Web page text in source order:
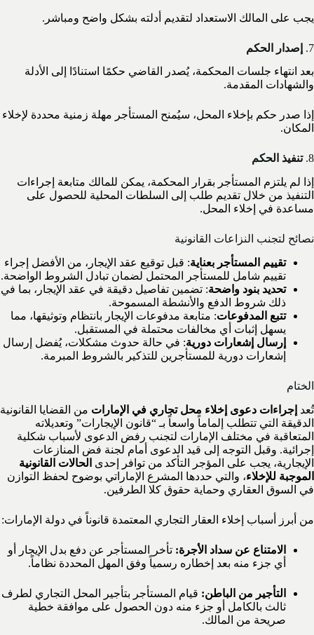
يجب على المالك الاستعداد لتقديم أدلته بشكل واضح ومباشر.
7.
إصدار الحكم
بعد انتهاء جلسات المحكمة، يُصدر القاضي حكمًا استنادًا إلى الأدلة
والشهادات المقدمة.
إذا صدر حكم بإخلاء المحل، سيُمنح المستأجر مهلة زمنية محددة لإخلاء
المكان.
8. تنفيذ الحكم
إذا لم يلتزم المستأجر بقرار المحكمة، يمكن للمالك متابعة إجراءات
التنفيذ من خلال تقديم طلب إلى السلطات المحلية للحصول على
مساعدة في إخلاء المحل.
نصائح لتجنب النزاعات القانونية
تقييم المستأجر بعناية: قبل توقيع عقد الإيجار، من الأفضل إجراء
تقييم شامل للمستأجر المحتمل لضمان تبادل الشروط الواضحة.
تحديد بنود واضحة: تضمين تفاصيل دقيقة في عقد الإيجار، بما في
ذلك شروط الدفع والأنشطة المسموحة.
تتبع المدفوعات: متابعة مدفوعات الإيجار بانتظام وتوثيقها، مما
يسهل إثبات أي مخالفات محتملة في المستقبل.
إرسال إشعارات دورية: في حالة حدوث مشكلات، يُفضل إرسال
إشعارات دورية للمستأجرين للتذكير بالشروط المبرمة.
الختام
تُعد إجراءات دعوى إخلاء محل تجاري في الإمارات من القضايا القانونية
الدقيقة التي تتطلب إلماماً واسعاً بـ “قانون الإيجارات” وتعديلاته
المتعاقبة في مختلف الإمارات لتجنب رفض الدعوى لأسباب شكلية
إجرائية. وقبل التوجه إلى قيد الدعوى أمام لجنة فض المنازعات
الإيجارية، يجب على المؤجر التأكد من توافر إحدى الحالات القانونية
الموجبة للإخلاء، والتي حددها المشرع الإماراتي بوضوح لحفظ التوازن
في السوق العقاري وحماية حقوق كلا الطرفين.
من أبرز أسباب إخلاء العقار التجاري المعتمدة قانوناً في دولة الإمارات:
الامتناع عن سداد الأجرة: تأخر المستأجر عن دفع بدل الإيجار أو
أي جزء منه بعد إخطاره رسمياً وفق المهل المحددة نظاماً.
التأجير من الباطن: قيام المستأجر بتأجير المحل التجاري لطرف
ثالث بالكامل أو جزء منه دون الحصول على موافقة خطية
صريحة من المالك.